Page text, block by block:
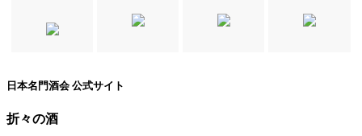
日本名門酒会 公式サイト
折々の酒